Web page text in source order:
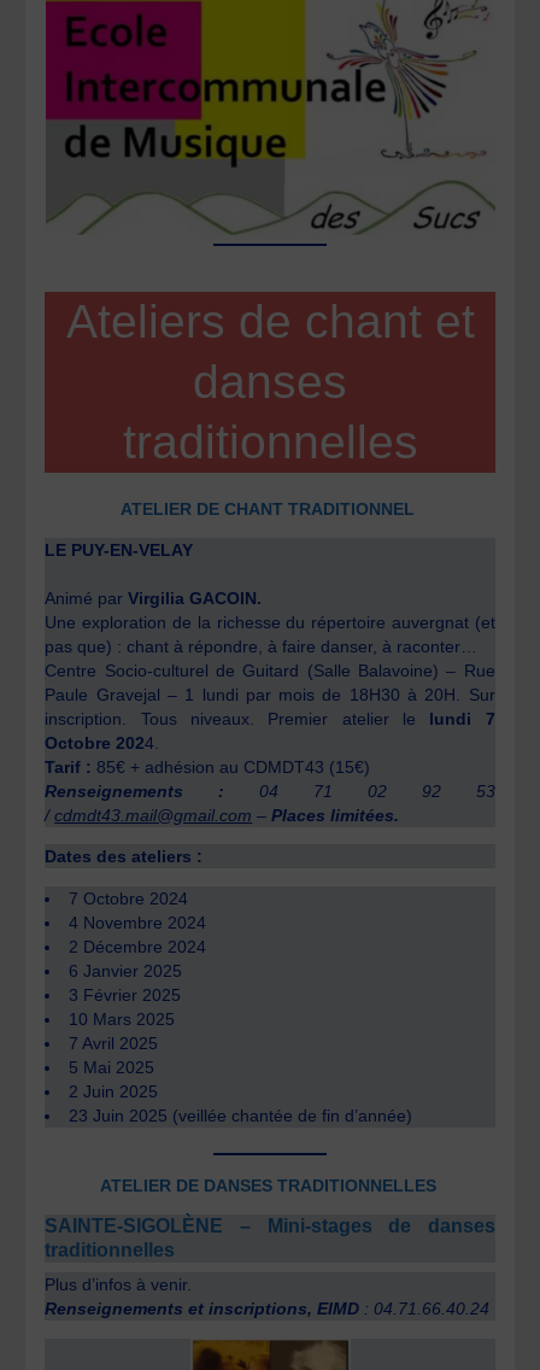
Ateliers de chant et
danses
traditionnelles
ATELIER DE CHANT TRADITIONNEL
LE PUY-EN-VELAY
Animé parVirgilia GACOIN.
Une exploration de la richesse du répertoire auvergnat (et
pas que) : chant à répondre, à faire danser, à raconter…
Centre Socio-culturel de Guitard (Salle Balavoine) – Rue
Paule Gravejal – 1 lundi par mois de 18H30 à 20H. Sur
inscription. Tous niveaux. Premier atelier le lundi 7
Octobre 2024.
Tarif : 85€ + adhésion au CDMDT43 (15€)
Renseignements :04 71 02 92 53
/cdmdt43.mail@gmail.com –Places limitées.
Dates des ateliers :
7 Octobre 2024
4 Novembre 2024
2 Décembre 2024
6 Janvier 2025
3 Février 2025
10 Mars 2025
7 Avril 2025
5 Mai 2025
2 Juin 2025
23 Juin 2025 (veillée chantée de fin d’année)
ATELIER DE DANSES TRADITIONNELLES
SAINTE-SIGOLÈNE – Mini-stages de danses
traditionnelles
Plus d’infos à venir.
Renseignements et inscriptions, EIMD : 04.71.66.40.24